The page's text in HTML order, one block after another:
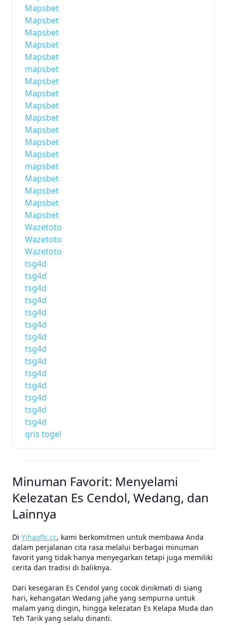
Mapsbet
Mapsbet
Mapsbet
Mapsbet
Mapsbet
mapsbet
Mapsbet
Mapsbet
Mapsbet
Mapsbet
Mapsbet
Mapsbet
Mapsbet
mapsbet
Mapsbet
Mapsbet
Mapsbet
Mapsbet
Wazetoto
Wazetoto
Wazetoto
tsg4d
tsg4d
tsg4d
tsg4d
tsg4d
tsg4d
tsg4d
tsg4d
tsg4d
tsg4d
tsg4d
tsg4d
tsg4d
tsg4d
qris togel
Minuman Favorit: Menyelami
Kelezatan Es Cendol, Wedang, dan
Lainnya
Di Yihaofls.cc, kami berkomitmen untuk membawa Anda
dalam perjalanan cita rasa melalui berbagai minuman
favorit yang tidak hanya menyegarkan tetapi juga memiliki
cerita dan tradisi di baliknya.
Dari kesegaran Es Cendol yang cocok dinikmati di siang
hari, kehangatan Wedang jahe yang sempurna untuk
malam yang dingin, hingga kelezatan Es Kelapa Muda dan
Teh Tarik yang selalu dinanti.